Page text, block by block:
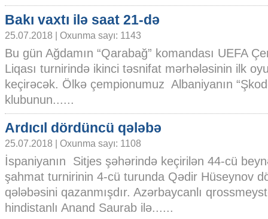
Bakı vaxtı ilə saat 21-də
25.07.2018 | Oxunma sayı: 1143
Bu gün Ağdamın “Qarabağ” komandası UEFA
Liqası turnirində ikinci təsnifat mərhələsinin ilk
keçirəcək. Ölkə çempionumuz Albaniyanın
klubunun......
Ardıcıl dördüncü qələbə
25.07.2018 | Oxunma sayı: 1108
İspaniyanın Sitjes şəhərində keçirilən 44-cü
şahmat turnirinin 4-cü turunda Qədir Hüseynov
qələbəsini qazanmışdır. Azərbaycanlı
hindistanlı Anand Saurab ilə......